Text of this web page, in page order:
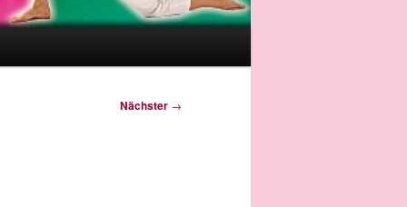
Nächster →